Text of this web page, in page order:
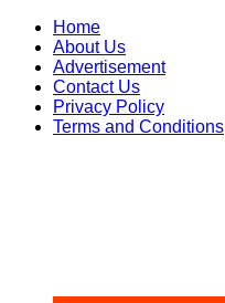
Skip
content
Home
About Us
Advertisement
Contact Us
Privacy Policy
Terms and Conditions